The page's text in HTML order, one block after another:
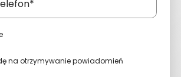
na otrzymywanie powiadomień